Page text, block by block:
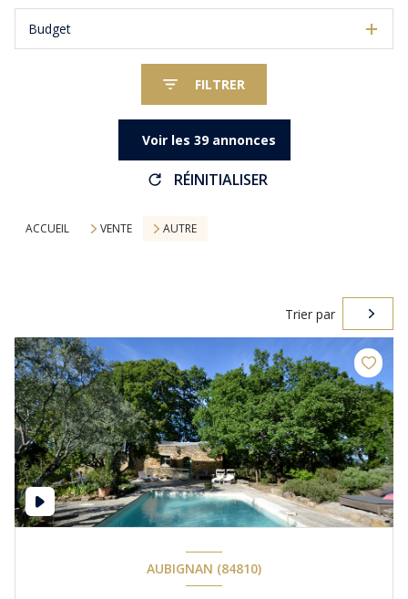
Budget
FILTRER
Voir les 39annonces
RÉINITIALISER
ACCUEIL VENTE AUTRE
Trier par
AUBIGNAN (84810)